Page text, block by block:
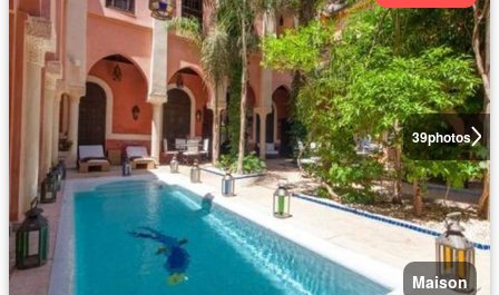
39photos
Maison